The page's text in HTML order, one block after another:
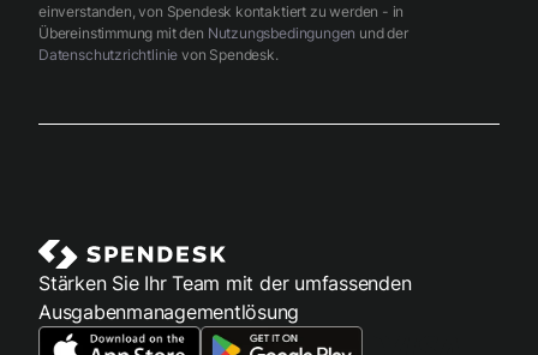
einverstanden, von Spendesk kontaktiert zu werden - in
Übereinstimmung mit den Nutzungsbedingungen und der
Datenschutzrichtlinie von Spendesk.
Stärken Sie Ihr Team mit der umfassenden
Ausgabenmanagementlösung